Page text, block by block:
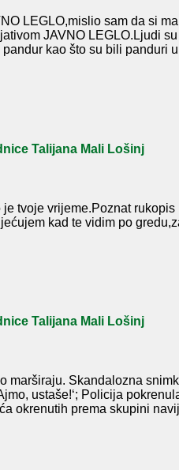
LEGLO,mislio sam da si
JAVNO LEGLO.Ljudi
kao što su bili panduri
Talijana Mali Lošinj
tvoje vrijeme.Poznat
kad te vidim po
Talijana Mali Lošinj
marširaju. Skandalozna
ustaše!‘; Policija
okrenutih prema skupini